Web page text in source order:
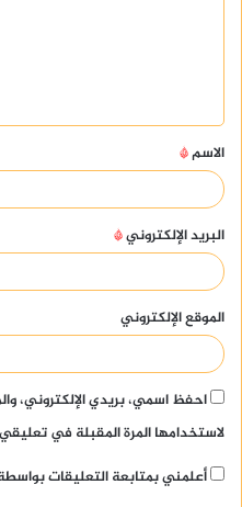
ق
*
الاسم*
البريد الإلكتروني*
الموقع الإلكتروني
احفظ اسمي، بريدي الإلكتروني،
لاستخدامها المرة المقبلة في
أعلمني بمتابعة التعليقات بواسطة